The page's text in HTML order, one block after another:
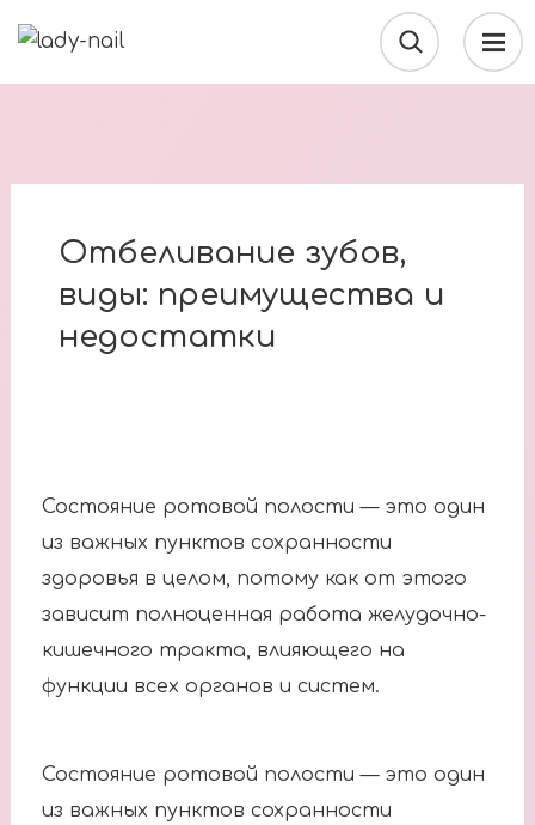
Отбеливание зубов,
виды: преимущества и
недостатки
Состояние ротовой полости — это один
из важных пунктов сохранности
здоровья в целом, потому как от этого
зависит полноценная работа желудочно-
кишечного тракта, влияющего на
функции всех органов и систем.
Состояние ротовой полости — это один
из важных пунктов сохранности